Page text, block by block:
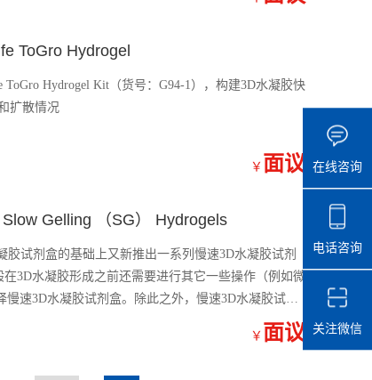
ToGro Hydrogel
Hydrogel Kit（货号：G94-1），构建3D水凝胶快
扩散情况
￥ 面议
Gelling （SG） Hydrogels
胶试剂盒的基础上又新推出一系列慢速3D水凝胶试剂
3D水凝胶形成之前还需要进行其它一些操作（例如微
速3D水凝胶试剂盒。除此之外，慢速3D水凝胶试剂
￥ 面议
在线咨询
电话咨询
关注微信